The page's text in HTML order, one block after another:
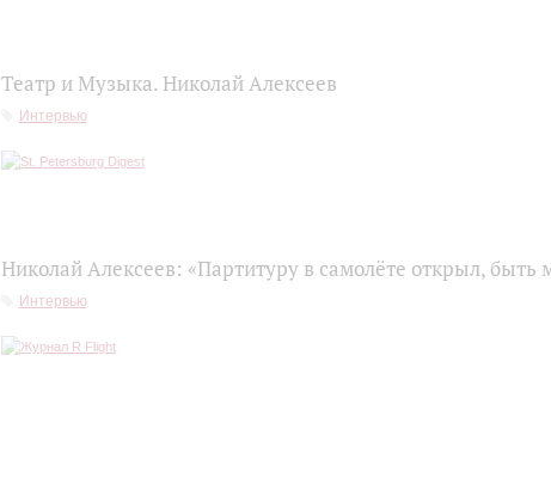
Театр и Музыка. Николай Алексеев
Интервью
Николай Алексеев: «Партитуру в самолёте открыл, быть
Интервью